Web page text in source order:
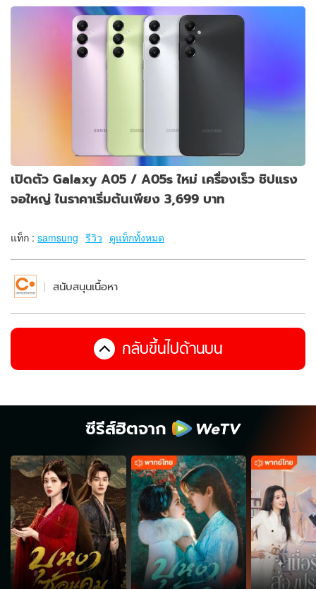
เปิดตัว Galaxy A05 / A05s ใหม่ เครื่องเร็ว ชิปแรง
จอใหญ่ ในราคาเริ่มต้นเพียง 3,699 บาท
แท็ก : samsung รีวิว ดูแท็กทั้งหมด
สนับสนุนเนื้อหา
กลับขึ้นไปด้านบน
ซีรีส์ฮิตจาก